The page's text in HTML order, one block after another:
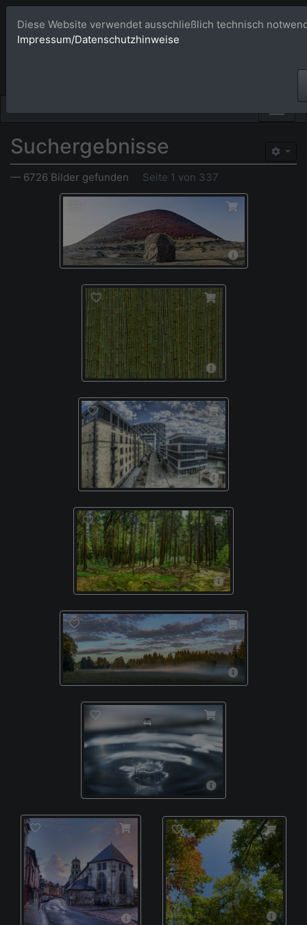
Bildagentur
Suchergebnisse
— 6726 Bilder gefunden Seite 1 von 337
Diese Website verwendet ausschließlich technisch
Impressum/Datenschutzhinweise